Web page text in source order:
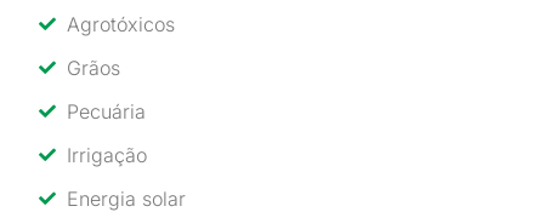
Agrotóxicos
Grãos
Pecuária
Irrigação
Energia solar